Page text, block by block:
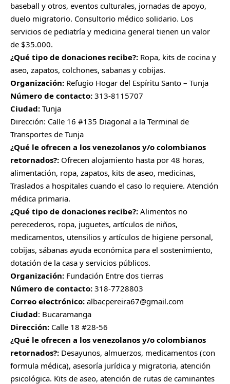
baseball y otros, eventos culturales, jornadas de apoyo,
duelo migratorio. Consultorio médico solidario. Los
servicios de pediatría y medicina general tienen un valor
de $35.000.
¿Qué tipo de donaciones recibe?: Ropa, kits de cocina y
aseo, zapatos, colchones, sabanas y cobijas.
Organización: Refugio Hogar del Espíritu Santo – Tunja
Número de contacto: 313-8115707
Ciudad: Tunja
Dirección: Calle 16 #135 Diagonal a la Terminal de
Transportes de Tunja
¿Qué le ofrecen a los venezolanos y/o colombianos
retornados?: Ofrecen alojamiento hasta por 48 horas,
alimentación, ropa, zapatos, kits de aseo, medicinas,
Traslados a hospitales cuando el caso lo requiere. Atención
médica primaria.
¿Qué tipo de donaciones recibe?: Alimentos no
perecederos, ropa, juguetes, artículos de niños,
medicamentos, utensilios y artículos de higiene personal,
cobijas, sábanas ayuda económica para el sostenimiento,
dotación de la casa y servicios públicos.
Organización: Fundación Entre dos tierras
Número de contacto: 318-7728803
Correo electrónico: albacpereira67@gmail.com
Ciudad: Bucaramanga
Dirección: Calle 18 #28-56
¿Qué le ofrecen a los venezolanos y/o colombianos
retornados?: Desayunos, almuerzos, medicamentos (con
formula médica), asesoría jurídica y migratoria, atención
psicológica. Kits de aseo, atención de rutas de caminantes